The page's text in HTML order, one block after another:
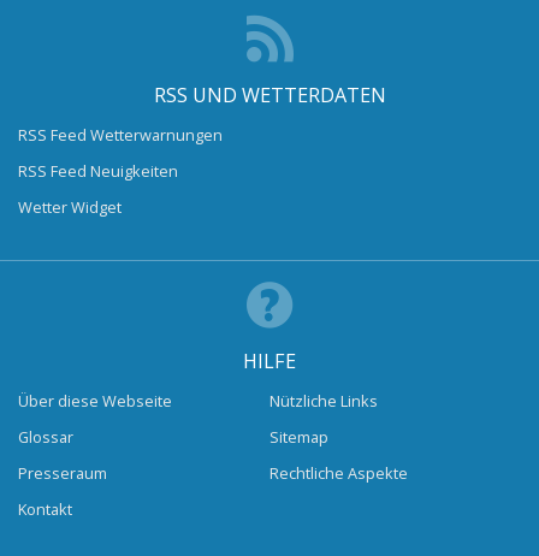
RSS UND WETTERDATEN
RSS Feed Wetterwarnungen
RSS Feed Neuigkeiten
Wetter Widget
HILFE
Über diese Webseite
Glossar
Presseraum
Kontakt
Nützliche Links
Sitemap
Rechtliche Aspekte